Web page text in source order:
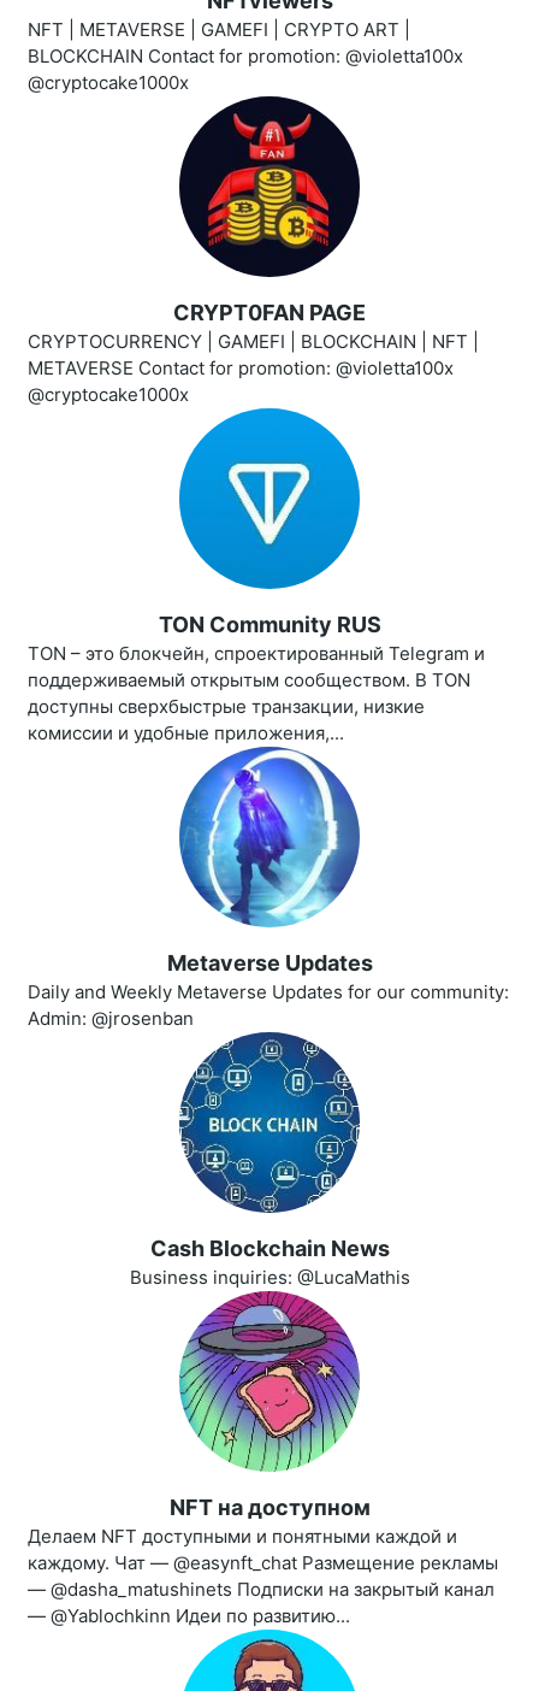
NFT | METAVERSE | GAMEFI | CRYPTO ART |
BLOCKCHAIN Contact for promotion: @violetta100x
@cryptocake1000x
CRYPT0FAN PAGE
CRYPTOCURRENCY | GAMEFI | BLOCKCHAIN | NFT |
METAVERSE Contact for promotion: @violetta100x
@cryptocake1000x
TON Community RUS
TON – это блокчейн, спроектированный Telegram и
поддерживаемый открытым сообществом. В TON
доступны сверхбыстрые транзакции, низкие
комиссии и удобные приложения,...
Metaverse Updates
Daily and Weekly Metaverse Updates for our community:
Admin: @jrosenban
Cash Blockchain News
Business inquiries: @LucaMathis
NFT на доступном
Делаем NFT доступными и понятными каждой и
каждому. Чат — @easynft_chat Размещение рекламы
— @dasha_matushinets Подписки на закрытый канал
— @Yablochkinn Идеи по развитию...